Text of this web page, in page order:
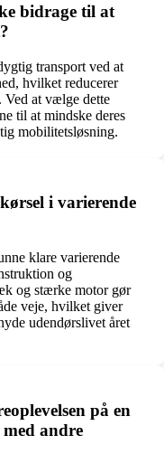
bidrage til at
transport ved at
hvilket reducerer
at vælge dette
til at mindske deres
mobilitetsløsning.
i varierende
klare varierende
og
og stærke motor gør
veje, hvilket giver
udendørslivet året
på en
andre